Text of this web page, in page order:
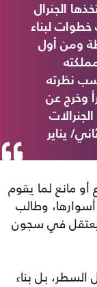
الجنرال
لبناء
ومن أول
نظرته
وخرج عن
مانع لما يقوم
وطالب
يُعتقل في سجون
بل بناء